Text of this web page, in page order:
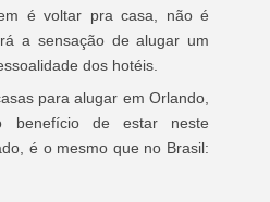
é voltar pra casa, não é
a sensação de alugar um
dos hotéis.
para alugar em Orlando,
benefício de estar neste
é o mesmo que no Brasil: